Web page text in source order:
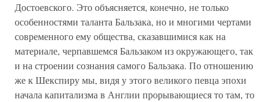
Достоевского. Это объясняется, конечно, не только
особенностями таланта Бальзака, но и многими чертами
современного ему общества, сказавшимися как на
материале, черпавшемся Бальзаком из окружающего, так
и на строении сознания самого Бальзака. По отношению
же к Шекспиру мы, видя у этого великого певца эпохи
начала капитализма в Англии прорывающиеся то там, то